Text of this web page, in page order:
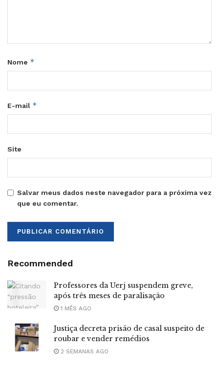
Nome *
E-mail *
Site
Salvar meus dados neste navegador para a próxima vez
que eu comentar.
Recommended
Professores da Uerj suspendem greve,
após três meses de paralisação
1 MÊS AGO
Justiça decreta prisão de casal suspeito de
roubar e vender remédios
2 SEMANAS AGO